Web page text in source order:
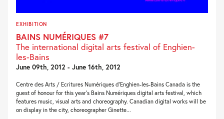
EXHIBITION
BAINS NUMÉRIQUES #7
The international digital arts festival of Enghien-
les-Bains
June 09th, 2012 - June 16th, 2012
Centre des Arts / Ecritures Numériques d’Enghien-les-Bains Canada is the
guest of honour for this year’s Bains Numériques digital arts festival, which
features music, visual arts and choreography. Canadian digital works will be
on display in the city, choreographer Ginette...